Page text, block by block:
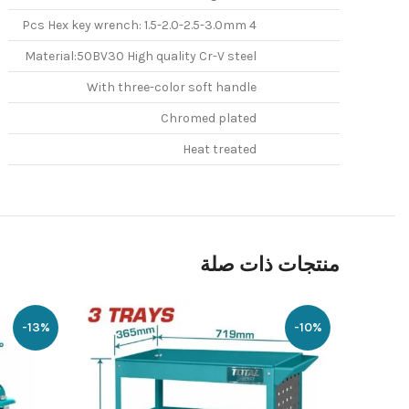
4 Pcs Hex key wrench: 1.5-2.0-2.5-3.0mm
Material:50BV30 High quality Cr-V steel
With three-color soft handle
Chromed plated
Heat treated
منتجات ذات صلة
-10%
-13%